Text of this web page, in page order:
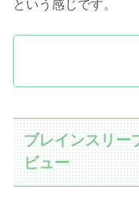
という感じです。
ブレインスリー
ビュー